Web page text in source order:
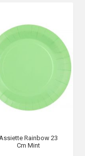
Assiette Rainbow 23
Cm Mint